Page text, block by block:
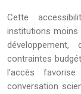
Cette
institutions moins
contraintes
l’accès
conversation